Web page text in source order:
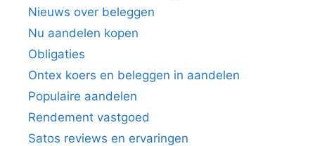
Nieuws over beleggen
Nu aandelen kopen
Obligaties
Ontex koers en beleggen in aandelen
Populaire aandelen
Rendement vastgoed
Satos reviews en ervaringen